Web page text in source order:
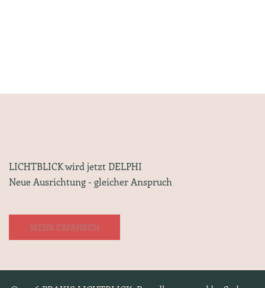
LICHTBLICK wird jetzt DELPHI
Neue Ausrichtung - gleicher Anspruch
MEHR ERFAHREN